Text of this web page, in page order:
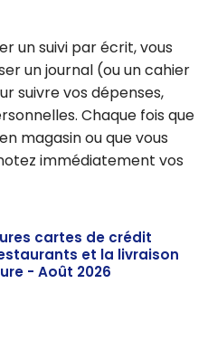
un suivi par écrit, vous
un journal (ou un cahier
suivre vos dépenses,
Chaque fois que
magasin ou que vous
immédiatement vos
cartes de crédit
et la livraison
- Août 2026